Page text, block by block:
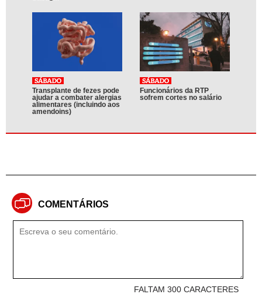
Transplante de fezes pode
ajudar a combater alergias
alimentares (incluindo aos
amendoins)
Funcionários da RTP
sofrem cortes no salário
COMENTÁRIOS
FALTAM 300 CARACTERES